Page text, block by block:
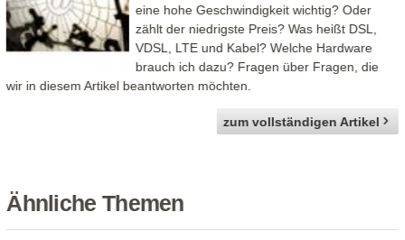
eine hohe Geschwindigkeit wichtig? Oder
zählt der niedrigste Preis? Was heißt DSL,
VDSL, LTE und Kabel? Welche Hardware
brauch ich dazu? Fragen über Fragen, die
wir in diesem Artikel beantworten möchten.
zum vollständigen Artikel
Ähnliche Themen